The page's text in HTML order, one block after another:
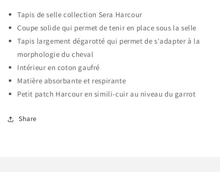
Tapis de selle collection Sera Harcour
Coupe solide qui permet de tenir en place sous la selle
Tapis largement dégarotté qui permet de s'adapter à la
morphologie du cheval
Intérieur en coton gaufré
Matière absorbante et respirante
Petit patch Harcour en simili-cuir au niveau du garrot
Share